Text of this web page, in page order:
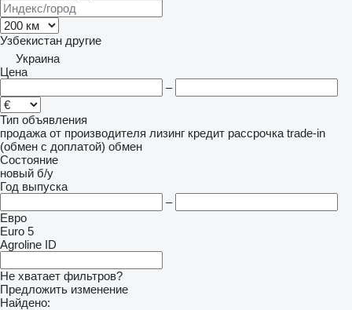
Узбекистан другие
Украина
Цена
–
Тип объявления
продажа от производителя лизинг кредит рассрочка trade-in
(обмен с доплатой) обмен
Состояние
новый б/у
Год выпуска
–
Евро
Euro 5
Agroline ID
Не хватает фильтров?
Предложить изменение
Найдено: